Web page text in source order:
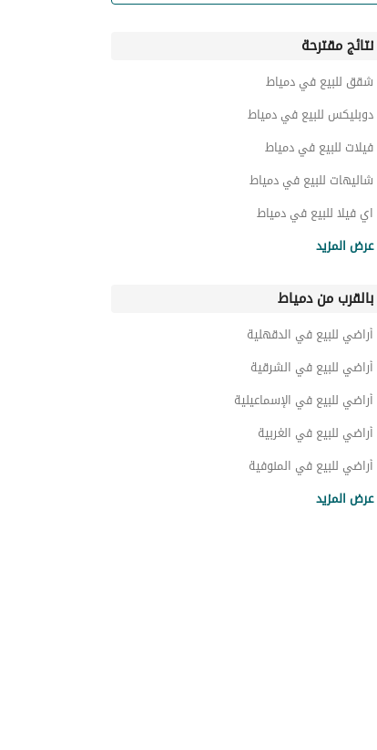
نتائج مقترحة
شقق للبيع في دمياط
دوبليكس للبيع في دمياط
فيلات للبيع في دمياط
شاليهات للبيع في دمياط
اي فيلا للبيع في دمياط
عرض المزيد
بالقرب من دمياط
أراضي للبيع في الدقهلية
أراضي للبيع في الشرقية
أراضي للبيع في الإسماعيلية
أراضي للبيع في الغربية
أراضي للبيع في المنوفية
عرض المزيد